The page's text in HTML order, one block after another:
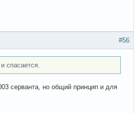
#56
спасается.
серванта, но общий принцип и для